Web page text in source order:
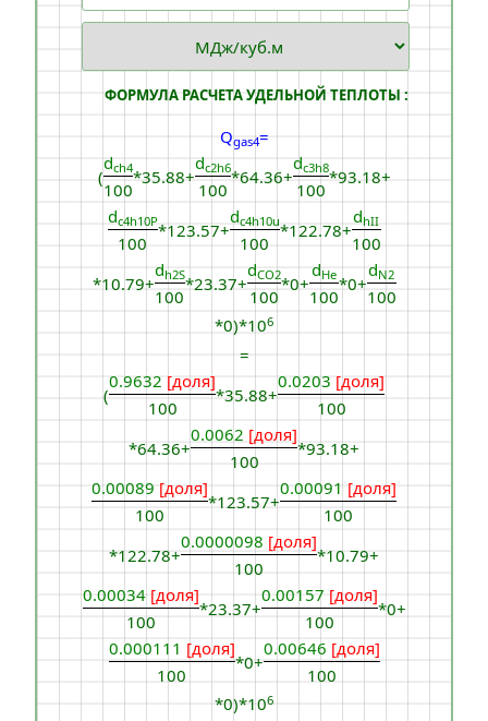
ФОРМУЛА РАСЧЕТА УДЕЛЬНОЙ ТЕПЛОТЫ :
Qgas4=
(
dch4
100
*35.88+
dc2h6
100
*64.36+
dc3h8
100
*93.18+
dc4h10Р
100
*123.57+
dc4h10u
100
*122.78+
dhII
100
*10.79+
dh2S
100
*23.37+
dCO2
100
*0+
dHe
100
*0+
dN2
100
*0)*106
=
(
0.9632 [доля]
100
*35.88+
0.0203 [доля]
100
*64.36+
0.0062 [доля]
100
*93.18+
0.00089 [доля]
100
*123.57+
0.00091 [доля]
100
*122.78+
0.0000098 [доля]
100
*10.79+
0.00034 [доля]
100
*23.37+
0.00157 [доля]
100
*0+
0.000111 [доля]
100
*0+
0.00646 [доля]
100
*0)*106